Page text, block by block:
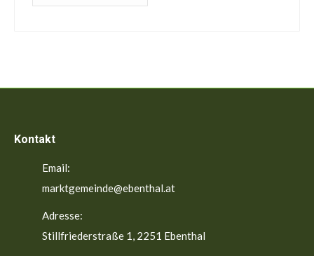
Kontakt
Email:
marktgemeinde@ebenthal.at
Adresse:
Stillfriederstraße 1, 2251 Ebenthal